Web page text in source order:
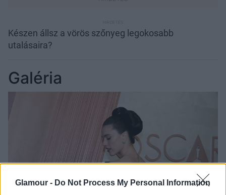
Glamour - Do Not Process My Personal Information
Készen állsz a vörös szőnyeg legokosabb
utalásaira?
Galéria